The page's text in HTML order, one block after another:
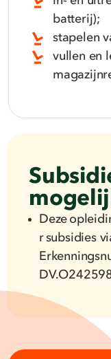
batterij);
stapelen
vullen en
Deze
r subsidies